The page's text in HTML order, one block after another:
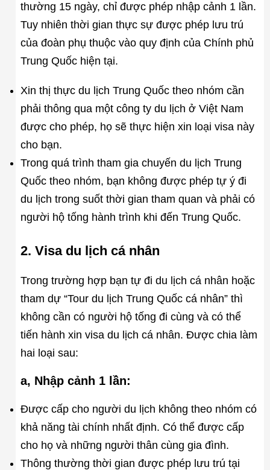
thường 15 ngày, chỉ được phép nhập cảnh 1 lần.
Tuy nhiên thời gian thực sự được phép lưu trú
của đoàn phụ thuộc vào quy định của Chính phủ
Trung Quốc hiện tại.
Xin thị thực du lịch Trung Quốc theo nhóm cần
phải thông qua một công ty du lịch ở Việt Nam
được cho phép, họ sẽ thực hiện xin loại visa này
cho bạn.
Trong quá trình tham gia chuyến du lịch Trung
Quốc theo nhóm, bạn không được phép tự ý đi
du lịch trong suốt thời gian tham quan và phải có
người hộ tống hành trình khi đến Trung Quốc.
2. Visa du lịch cá nhân
Trong trường hợp bạn tự đi du lịch cá nhân hoặc
tham dự “Tour du lịch Trung Quốc cá nhân” thì
không cần có người hộ tống đi cùng và có thể
tiến hành xin visa du lịch cá nhân. Được chia làm
hai loại sau:
a, Nhập cảnh 1 lần:
Được cấp cho người du lịch không theo nhóm có
khả năng tài chính nhất định. Có thể được cấp
cho họ và những người thân cùng gia đình.
Thông thường thời gian được phép lưu trú tại